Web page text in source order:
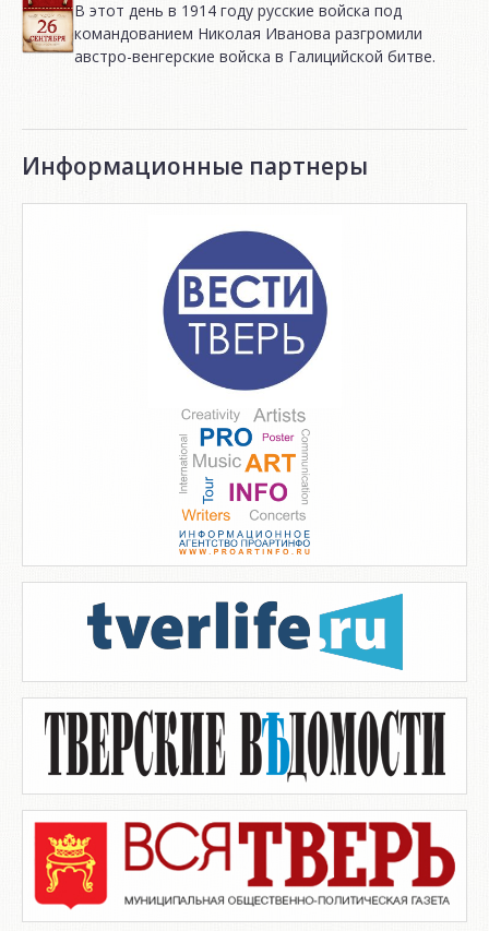
В этот день в 1914 году русские войска под
командованием Николая Иванова разгромили
австро-венгерские войска в Галицийской битве.
Информационные партнеры